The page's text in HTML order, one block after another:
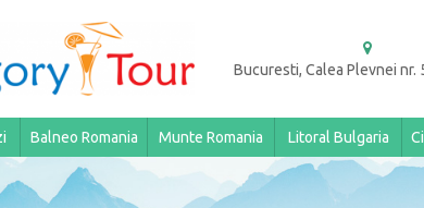
Bucuresti, Calea Plevnei nr.
Balneo Romania Munte Romania Litoral Bulgaria